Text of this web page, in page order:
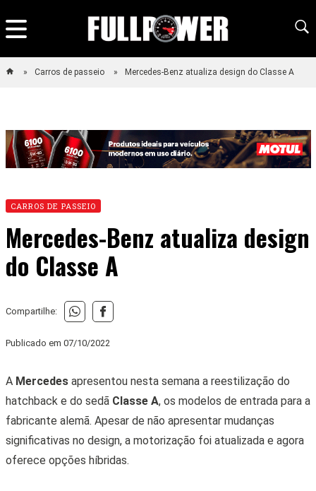
Carros de passeio Mercedes-Benz atualiza design do Classe A
CARROS DE PASSEIO
Mercedes-Benz atualiza design
do Classe A
Compartilhe:
Publicado em 07/10/2022
A Mercedesapresentou nesta semana a reestilização do
hatchback e do sedã Classe A, os modelos de entrada para a
fabricante alemã. Apesar de não apresentar mudanças
significativas no design, a motorização foi atualizada e agora
oferece opções híbridas.